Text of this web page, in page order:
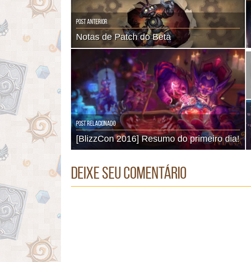
Post Anterior
Notas de Patch do Beta
Post Relacionado
[BlizzCon 2016] Resumo do primeiro dia!
Deixe seu comentário